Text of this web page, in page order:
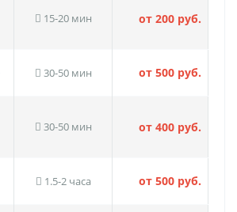
15-20 мин от 200 руб.
30-50 мин от 500 руб.
30-50 мин от 400 руб.
1.5-2 часа от 500 руб.